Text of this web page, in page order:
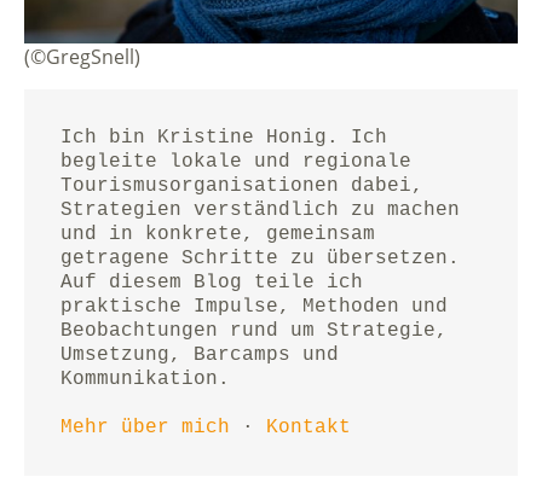
(©GregSnell)
Ich bin Kristine Honig. Ich
begleite lokale und regionale
Tourismusorganisationen dabei,
Strategien verständlich zu machen
und in konkrete, gemeinsam
getragene Schritte zu übersetzen.
Auf diesem Blog teile ich
praktische Impulse, Methoden und
Beobachtungen rund um Strategie,
Umsetzung, Barcamps und
Kommunikation.
Mehr über mich · Kontakt